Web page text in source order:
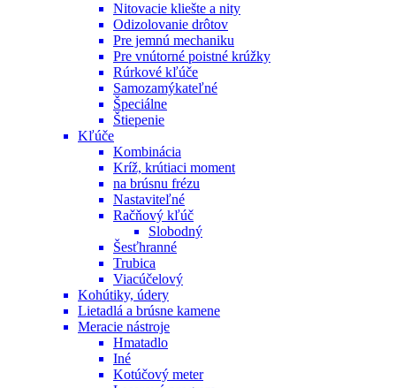
Nitovacie kliešte a nity
Odizolovanie drôtov
Pre jemnú mechaniku
Pre vnútorné poistné krúžky
Rúrkové kľúče
Samozamýkateľné
Špeciálne
Štiepenie
Kľúče
Kombinácia
Kríž, krútiaci moment
na brúsnu frézu
Nastaviteľné
Račňový kľúč
Slobodný
Šesťhranné
Trubica
Viacúčelový
Kohútiky, údery
Lietadlá a brúsne kamene
Meracie nástroje
Hmatadlo
Iné
Kotúčový meter